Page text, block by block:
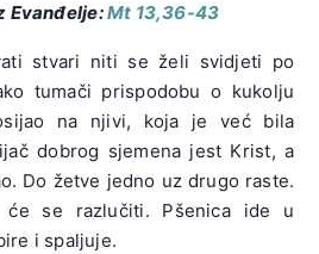
Evanđelje:Mt 13,36-43
stvari niti se želi svidjeti po
tumači prispodobu o kukolju
na njivi, koja je već bila
dobrog sjemena jest Krist, a
Do žetve jedno uz drugo raste.
će se razlučiti. Pšenica ide u
i spaljuje.